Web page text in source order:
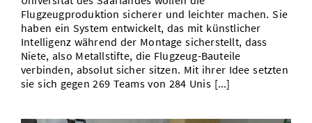
Flugzeugproduktion sicherer und leichter machen. Sie
haben ein System entwickelt, das mit künstlicher
Intelligenz während der Montage sicherstellt, dass
Niete, also Metallstifte, die Flugzeug-Bauteile
verbinden, absolut sicher sitzen. Mit ihrer Idee setzten
sie sich gegen 269 Teams von 284 Unis [...]